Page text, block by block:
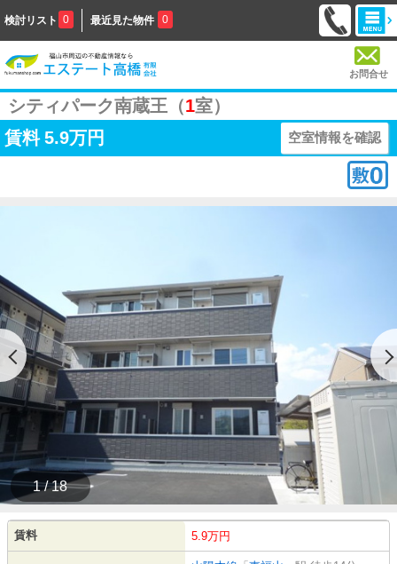
検討リスト 0 最近見た物件 0
お問合せ
シティパーク南蔵王（1室）
賃料 5.9万円 空室情報を確認
1 / 18
賃料 5.9万円